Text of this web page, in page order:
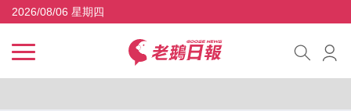
2026/08/06 星期四